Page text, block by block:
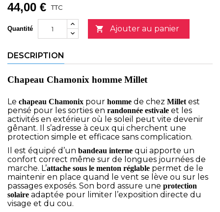
44,00 € TTC
Quantité  Ajouter au panier
DESCRIPTION
Chapeau Chamonix homme Millet
Le chapeau Chamonix pour homme de chez Milletest
pensé pour les sorties en randonnée estivale et les
activités en extérieur où le soleil peut vite devenir
gênant. Il s’adresse à ceux qui cherchent une
protection simple et efficace sans complication.
Il est équipé d’un bandeau interne qui apporte un
confort correct même sur de longues journées de
marche. L’attache sous le menton réglable permet de le
maintenir en place quand le vent se lève ou sur les
passages exposés. Son bord assure une protection
solaire adaptée pour limiter l’exposition directe du
visage et du cou.